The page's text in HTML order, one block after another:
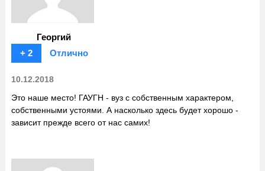
Георгий
+ 2
Отлично
10.12.2018
Это наше место! ГАУГН - вуз с собственным характером,
собственными устоями. А насколько здесь будет хорошо -
зависит прежде всего от нас самих!